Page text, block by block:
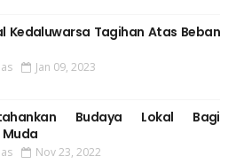
Kedaluwarsa Tagihan Atas Beban
Jan 09, 2023
Budaya Lokal Bagi
Muda
Nov 23, 2022